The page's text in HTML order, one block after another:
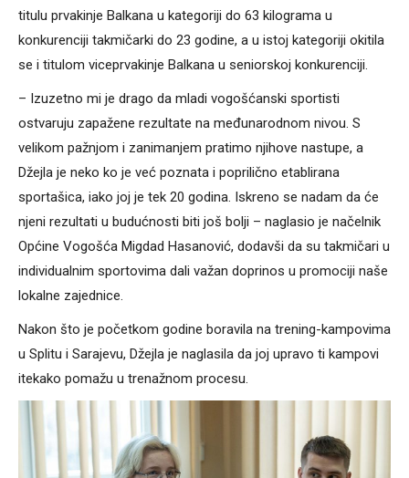
titulu prvakinje Balkana u kategoriji do 63 kilograma u
konkurenciji takmičarki do 23 godine, a u istoj kategoriji okitila
se i titulom viceprvakinje Balkana u seniorskoj konkurenciji.
– Izuzetno mi je drago da mladi vogošćanski sportisti
ostvaruju zapažene rezultate na međunarodnom nivou. S
velikom pažnjom i zanimanjem pratimo njihove nastupe, a
Džejla je neko ko je već poznata i poprilično etablirana
sportašica, iako joj je tek 20 godina. Iskreno se nadam da će
njeni rezultati u budućnosti biti još bolji – naglasio je načelnik
Općine Vogošća Migdad Hasanović, dodavši da su takmičari u
individualnim sportovima dali važan doprinos u promociji naše
lokalne zajednice.
Nakon što je početkom godine boravila na trening-kampovima
u Splitu i Sarajevu, Džejla je naglasila da joj upravo ti kampovi
itekako pomažu u trenažnom procesu.